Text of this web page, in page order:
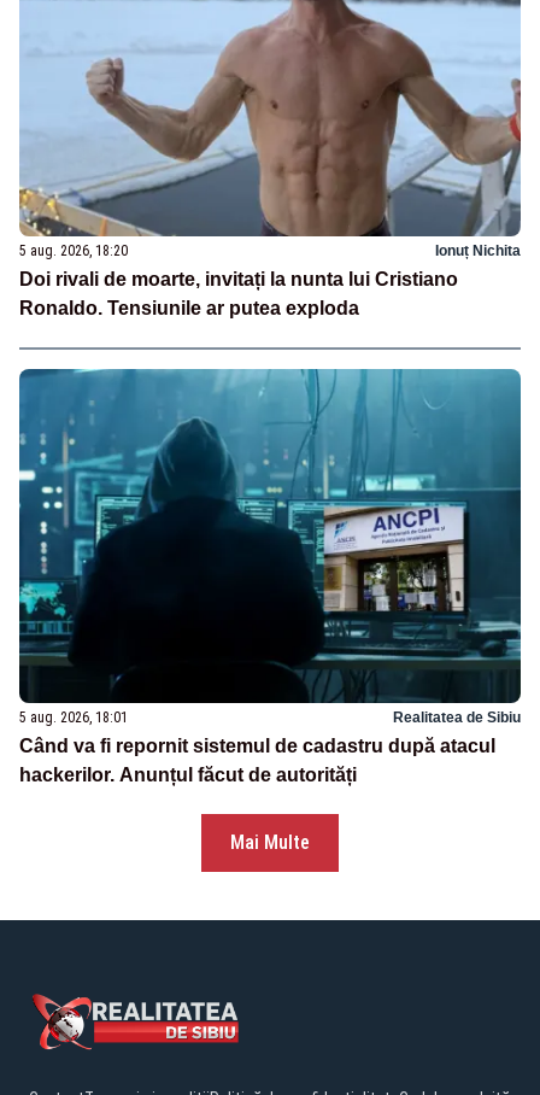
5 aug. 2026, 18:20 Ionuț Nichita
Doi rivali de moarte, invitați la nunta lui Cristiano
Ronaldo. Tensiunile ar putea exploda
5 aug. 2026, 18:01 Realitatea de Sibiu
Când va fi repornit sistemul de cadastru după atacul
hackerilor. Anunțul făcut de autorități
Mai Multe